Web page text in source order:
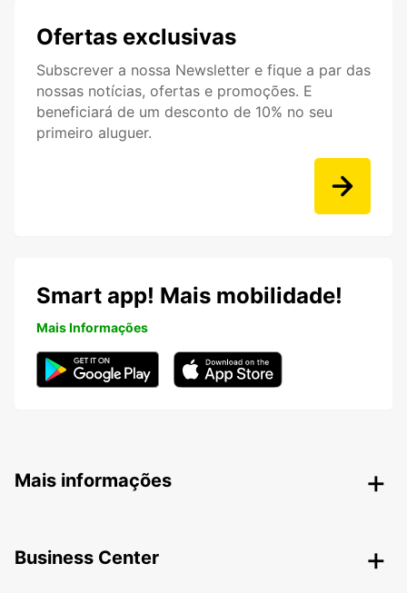
Ofertas exclusivas
Subscrever a nossa Newsletter e fique a par das
nossas notícias, ofertas e promoções. E
beneficiará de um desconto de 10% no seu
primeiro aluguer.
Smart app! Mais mobilidade!
Mais Informações
Mais informações
Business Center